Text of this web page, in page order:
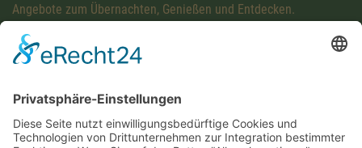
Angebote zum Übernachten, Genießen und Entdecken.